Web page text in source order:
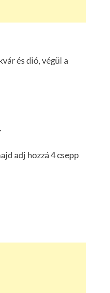
és dió, végül a
adj hozzá 4 csepp